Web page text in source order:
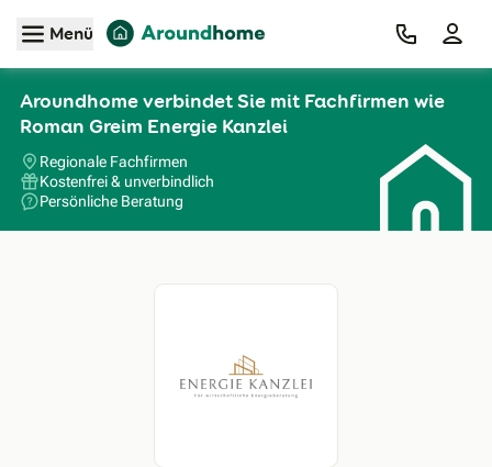
Zum Hauptinhalt
Menü
Aroundhome verbindet Sie mit Fachfirmen wie
Roman Greim Energie Kanzlei
Regionale Fachfirmen
Kostenfrei & unverbindlich
Persönliche Beratung